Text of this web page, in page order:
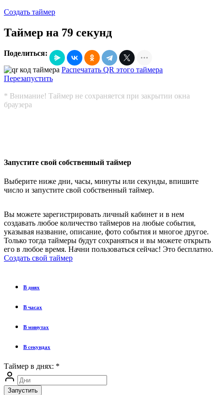
Создать таймер
Таймер на 79 секунд
Поделиться:
Распечатать QR этого таймера
Перезапустить
* Внимание! Таймер не сохраняется при закрытии окна
браузера
Запустите свой собственный таймер
Выберите ниже дни, часы, минуты или секунды, впишите
число и запустите свой собственный таймер.
Вы можете зарегистрировать личный кабинет и в нем
создавать любое количество таймеров на любые события,
указывая название, описание, фото события и многое другое.
Только тогда таймеры будут сохраняться и вы можете открыть
его в любое время. Начни пользоваться сейчас! Это бесплатно.
Создать свой таймер
В днях
В часах
В минутах
В секундах
Таймер в днях: *
Запустить